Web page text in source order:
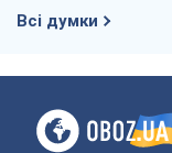
Всі думки